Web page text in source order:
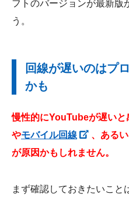
フトのバージョンが最新版
う。
回線が遅いのはプ
かも
慢性的にYouTubeが遅いと
やモバイル回線
、ある
が原因かもしれません。
まず確認しておきたいこと